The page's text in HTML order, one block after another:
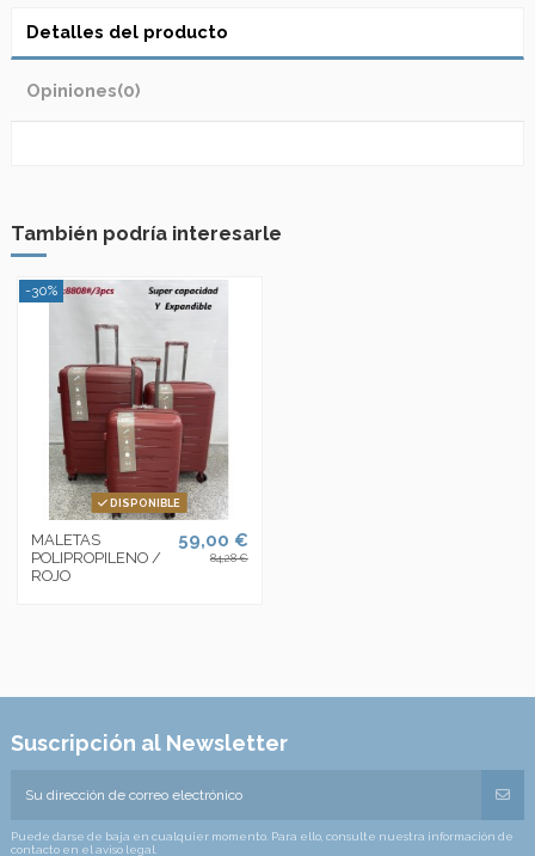
Detalles del producto
Opiniones(0)
También podría interesarle
-30%
DISPONIBLE
MALETAS
POLIPROPILENO /
ROJO
59,00 €
84,28 €
Suscripción al Newsletter
Puede darse de baja en cualquier momento. Para ello, consulte nuestra información de
contacto en el aviso legal.